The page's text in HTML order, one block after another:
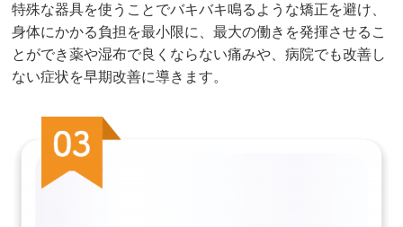
特殊な器具を使うことでバキバキ鳴るような矯正を避け、
身体にかかる負担を最小限に、最大の働きを発揮させるこ
とができ薬や湿布で良くならない痛みや、病院でも改善し
ない症状を早期改善に導きます。